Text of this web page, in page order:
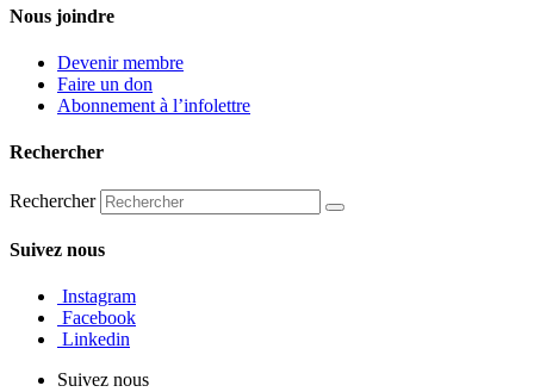
Nous joindre
Devenir membre
Faire un don
Abonnement à l’infolettre
Rechercher
Rechercher
Suivez nous
Instagram
Facebook
Linkedin
Suivez nous